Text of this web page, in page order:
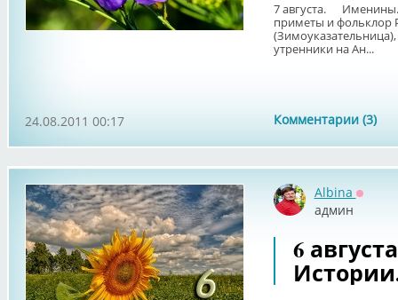
7 августа.
приметы и фольклор
утренники на Ан...
Комментарии (3)
24.08.2011 00:17
Albina
админ
6